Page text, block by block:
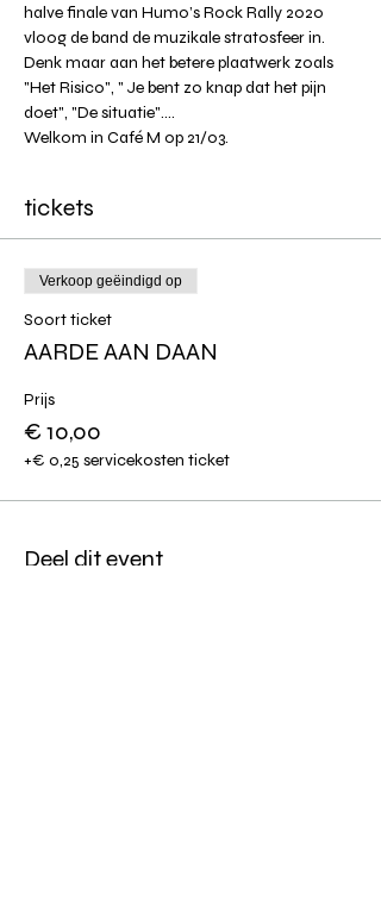
halve finale van Humo’s Rock Rally 2020
vloog de band de muzikale stratosfeer in.
Denk maar aan het betere plaatwerk zoals
"Het Risico", " Je bent zo knap dat het pijn
doet", "De situatie"....
Welkom in Café M op 21/03.
tickets
Verkoop geëindigd op
Soort ticket
AARDE AAN DAAN
Prijs
€ 10,00
+€ 0,25 servicekosten ticket
Deel dit event